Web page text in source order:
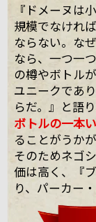
『ドメーヌは小
規模でなければ
ならない。なぜ
なら、一つ一つ
の樽やボトルが
ユニークであ
らだ。』と語り
ボトルの一本
ることがうかが
そのためネゴ
価は高く、『
り、パーカー